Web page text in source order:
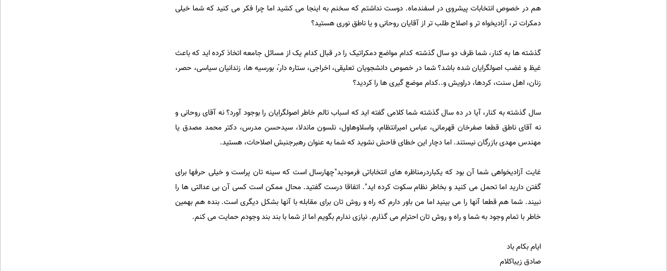
هم در خصوص انتخابات پیشروی در اسفندماه. دوست نداشتم که سخنم به اینجا می کشید اما چرا فکر می کنید که شما خیلی
دمکرات تر، آزادیخواه تر و اصلاح طلب تر از آقایان روحانی و یا ناطق نوری هستید؟
گذشته ها به کنار، شما ظرف دو سال گذشته کدام مواضع دمکراتیک را در قبال کدام یک از مسائل جامعه اتخاذ کرده اید که باعث
غیظ و غضب اصولگرایان شده باشد؟ شما در خصوص دانشجویان تعلیقی، اخراجی، ستاره دار،ْ بورسیه ها، زندانیان سیاسی، حصر،
زنان، اهل سنت، کردها، دراویش و..کدام موضع گیری ها را کردید؟
سال گذشته به کنار، آیا در ده سال گذشته شما کلامی گفته اید که اسباب تالم خاطر اصولگرایان را بوجود آورد؟ نه آقای روحانی و
نه آقای ناطق قطعا صفرخان قهرمانی، عباس امیرانتظام، واسلاوهاول، نلسون ماندلا، سیدحسن مدرس، دکتر محمد مصدق یا
مهندس مهدی بازرگان نیستند. اما دچار این خطای فاحش نشوید که شما به عنوان رهبرجنبش اصلاحات، هستید.
غایت آزادیخواهی شما آن بود که یکباردرمناظره های انتخاباتی فرمودید"چهارسال است که سینه تان پراست و خیلی حرفها برای
گفتن دارید اما تحمل می کنید و بخاطر نظام سکوت کرده اید". اتفاقا درست گفتید. محال ممکن است کسی آن بی عدالتی ها را
نبیند. شما هم قطعا آنها را می بینید اما من باور دارم که راه و روش تان برای مقابله با آنها بشکل دیگری است. بنده هم بهمین
خاطر با تمام وجود به شما و راه و روش تان احترام می گذارم. نیازی ندارم بگویم اما از شما با بند بند وجودم حمایت می کنم.
ایام بکام باد
صادق زیباکلام